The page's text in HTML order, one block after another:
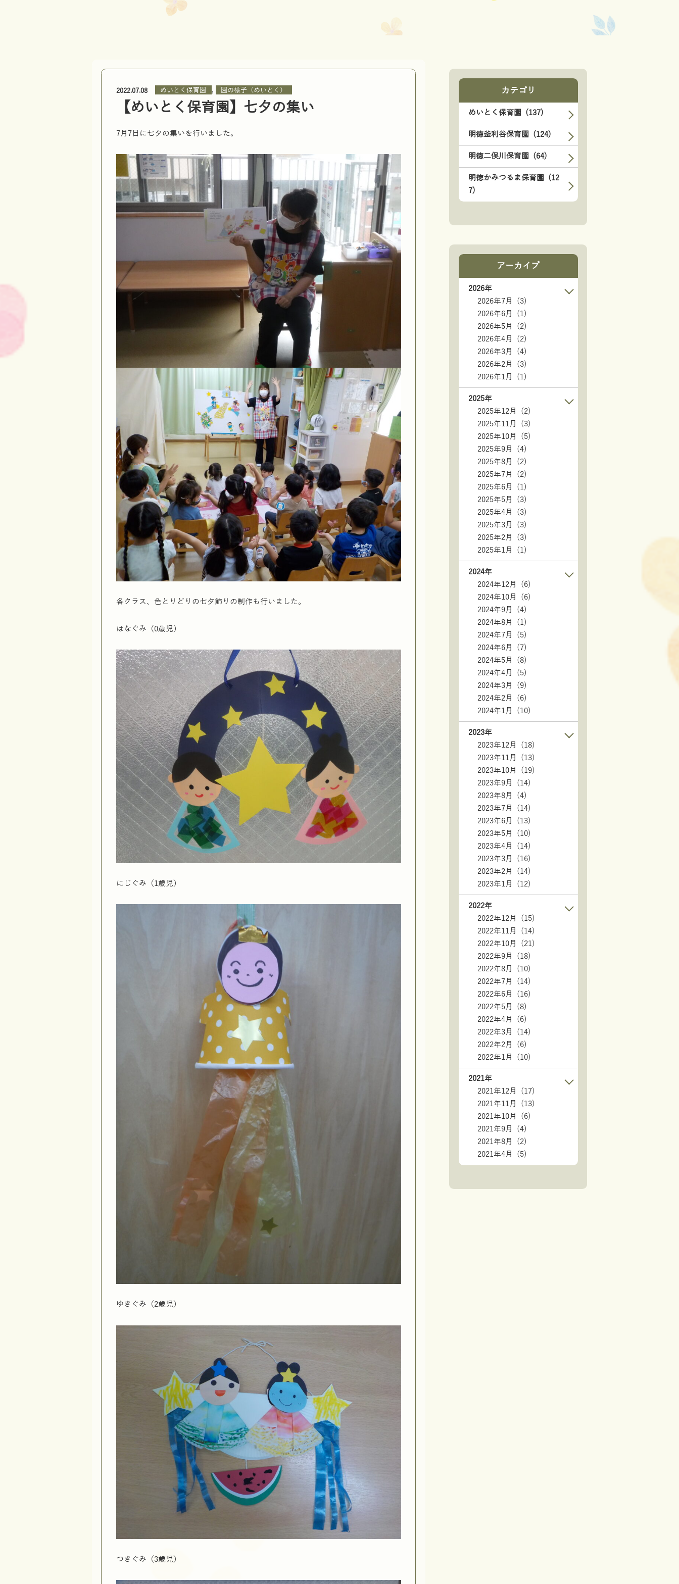
2022.07.08 めいとく保育園 , 園の様子（めいとく）
【めいとく保育園】七夕の集い
7月7日に七夕の集いを行いました。
各クラス、色とりどりの七夕飾りの制作も行いました。
はなぐみ（0歳児）
にじぐみ（1歳児）
ゆきぐみ（2歳児）
つきぐみ（3歳児）
カテゴリ
めいとく保育園 (137)
明徳釜利谷保育園 (124)
明徳二俣川保育園 (64)
明徳かみつるま保育園 (12
7)
アーカイブ
2026年
2026年7月 (3)
2026年6月 (1)
2026年5月 (2)
2026年4月 (2)
2026年3月 (4)
2026年2月 (3)
2026年1月 (1)
2025年
2025年12月 (2)
2025年11月 (3)
2025年10月 (5)
2025年9月 (4)
2025年8月 (2)
2025年7月 (2)
2025年6月 (1)
2025年5月 (3)
2025年4月 (3)
2025年3月 (3)
2025年2月 (3)
2025年1月 (1)
2024年
2024年12月 (6)
2024年10月 (6)
2024年9月 (4)
2024年8月 (1)
2024年7月 (5)
2024年6月 (7)
2024年5月 (8)
2024年4月 (5)
2024年3月 (9)
2024年2月 (6)
2024年1月 (10)
2023年
2023年12月 (18)
2023年11月 (13)
2023年10月 (19)
2023年9月 (14)
2023年8月 (4)
2023年7月 (14)
2023年6月 (13)
2023年5月 (10)
2023年4月 (14)
2023年3月 (16)
2023年2月 (14)
2023年1月 (12)
2022年
2022年12月 (15)
2022年11月 (14)
2022年10月 (21)
2022年9月 (18)
2022年8月 (10)
2022年7月 (14)
2022年6月 (16)
2022年5月 (8)
2022年4月 (6)
2022年3月 (14)
2022年2月 (6)
2022年1月 (10)
2021年
2021年12月 (17)
2021年11月 (13)
2021年10月 (6)
2021年9月 (4)
2021年8月 (2)
2021年4月 (5)